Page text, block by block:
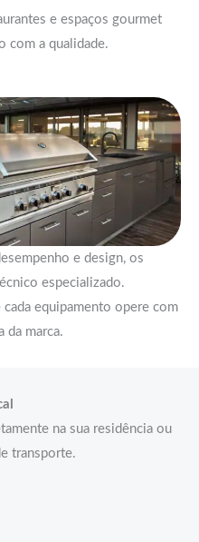
e espaços gourmet
com a qualidade.
e design, os
especializado.
equipamento opere com
da marca.
na sua residência ou
transporte.